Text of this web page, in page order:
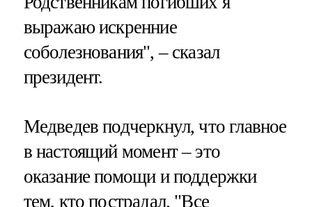
выражаю искренние
соболезнования", – сказал
президент.
Медведев подчеркнул, что главное
в настоящий момент – это
оказание помощи и поддержки
тем, кто пострадал. "Все